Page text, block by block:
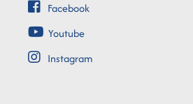
Facebook
Youtube
Instagram